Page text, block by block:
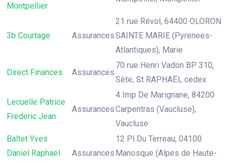
Montpellier
3b Courtage Assurances
21 rue Révol, 64400 OLORON
SAINTE MARIE (Pyrenees-
Atlantiques), Marie
Direct Finances Assurances
70 rue Henri Vadon BP 310,
Sète, St RAPHAËL cedex
Lecuelle Patrice
Frederic Jean
Assurances
4 Imp De Marignane, 84200
Carpentras (Vaucluse),
Vaucluse
Baltet Yves
Daniel Raphael
Assurances
12 Pl Du Terreau, 04100
Manosque (Alpes de Haute-